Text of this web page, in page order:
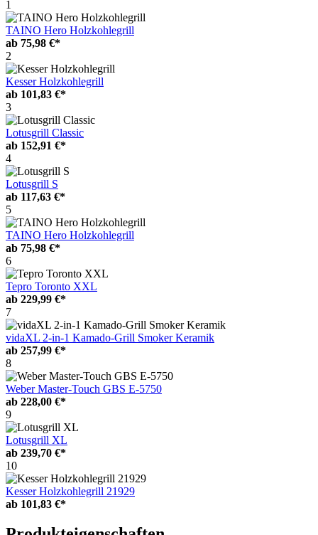
1
TAINO Hero Holzkohlegrill
ab 75,98 €*
2
Kesser Holzkohlegrill
ab 101,83 €*
3
Lotusgrill Classic
ab 152,91 €*
4
Lotusgrill S
ab 117,63 €*
5
TAINO Hero Holzkohlegrill
ab 75,98 €*
6
Tepro Toronto XXL
ab 229,99 €*
7
vidaXL 2-in-1 Kamado-Grill Smoker Keramik
ab 257,99 €*
8
Weber Master-Touch GBS E-5750
ab 228,00 €*
9
Lotusgrill XL
ab 239,70 €*
10
Kesser Holzkohlegrill 21929
ab 101,83 €*